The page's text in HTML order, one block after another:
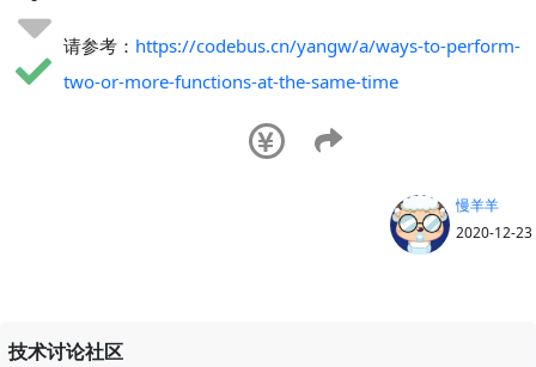
请参考： https://codebus.cn/yangw/a/ways-to-perform-
two-or-more-functions-at-the-same-time
慢羊羊
2020-12-23
技术讨论社区